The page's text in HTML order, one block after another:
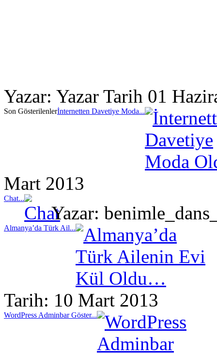
Yazar: Yazar Tarih 01
Son Gösterilenlerİnternetten Davetiye Moda...
Mart 2013
Chat...
Yazar:
Almanya’da Türk Ail...
Tarih: 10 Mart 2013
WordPress Adminbar Göster...